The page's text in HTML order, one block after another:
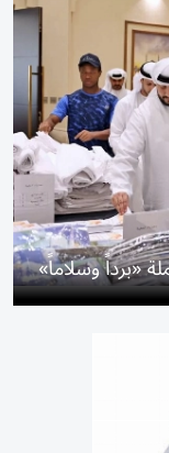
«برداً وسلاماً»